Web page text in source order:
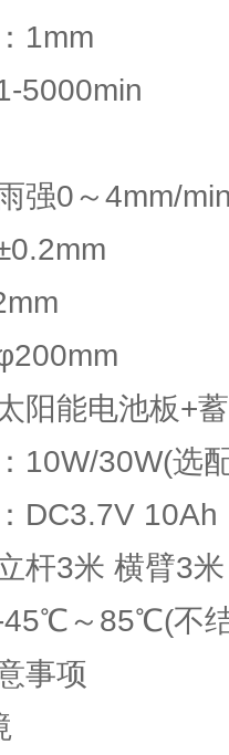
1mm
0～4mm/
能电池板+蓄
30W(选
10Ah
3米 横臂3米
～85℃(不
事项